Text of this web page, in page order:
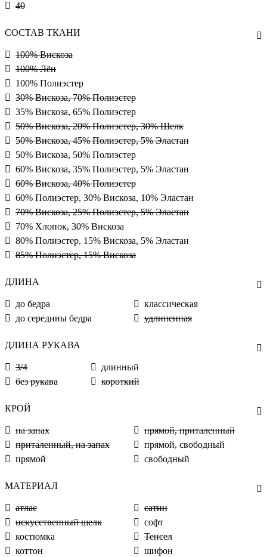
40
СОСТАВ ТКАНИ
100% Вискоза
100% Лён
100% Полиэстер
30% Вискоза, 70% Полиэстер
35% Вискоза, 65% Полиэстер
50% Вискоза, 20% Полиэстер, 30% Шелк
50% Вискоза, 45% Полиэстер, 5% Эластан
50% Вискоза, 50% Полиэстер
60% Вискоза, 35% Полиэстер, 5% Эластан
60% Вискоза, 40% Полиэстер
60% Полиэстер, 30% Вискоза, 10% Эластан
70% Вискоза, 25% Полиэстер, 5% Эластан
70% Хлопок, 30% Вискоза
80% Полиэстер, 15% Вискоза, 5% Эластан
85% Полиэстер, 15% Вискоза
ДЛИНА
до бедра
до середины бедра
классическая
удлиненная
ДЛИНА РУКАВА
3/4
без рукава
длинный
короткий
КРОЙ
на запах
приталенный, на запах
прямой
прямой, приталенный
прямой, свободный
свободный
МАТЕРИАЛ
атлас
искусственный шелк
костюмка
коттон
сатин
софт
Тенсел
шифон